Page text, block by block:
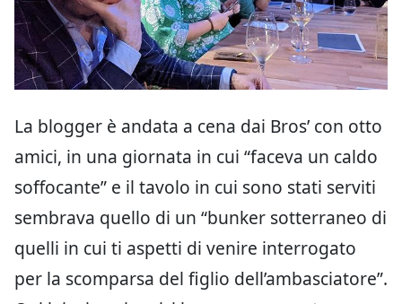
La blogger è andata a cena dai Bros’ con otto
amici, in una giornata in cui “faceva un caldo
soffocante” e il tavolo in cui sono stati serviti
sembrava quello di un “bunker sotterraneo di
quelli in cui ti aspetti di venire interrogato
per la scomparsa del figlio dell’ambasciatore”.